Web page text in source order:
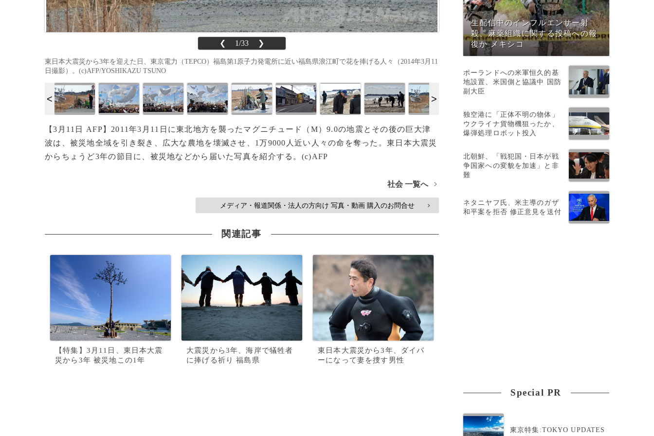
❮ 1/33 ❯
東日本大震災から3年を迎えた日、東京電力（TEPCO）福島第1原子力発電所に近い福島県浪江町で花を捧げる人々（2014年3月11
日撮影）。(c)AFP/YOSHIKAZU TSUNO
【3月11日 AFP】2011年3月11日に東北地方を襲ったマグニチュード（M）9.0の地震とその後の巨大津
波は、被災地全域を引き裂き、広大な農地を壊滅させ、1万9000人近い人々の命を奪った。東日本大震災
からちょうど3年の節目に、被災地などから届いた写真を紹介する。(c)AFP
社会 一覧へ >
メディア・報道関係・法人の方向け 写真・動画 購入のお問合せ >
関連記事
【特集】3月11日、東日本大震
災から3年 被災地この1年
大震災から3年、海岸で犠牲者
に捧げる祈り 福島県
東日本大震災から3年、ダイバ
ーになって妻を捜す男性
生配信中のインフルエンサー射
殺、麻薬組織に関する投稿への報
復か メキシコ
ポーランドへの米軍恒久的基
地設置、米国側と協議中 国防
副大臣
独空港に「正体不明の物体」
ウクライナ貨物機狙ったか、
爆弾処理ロボット投入
北朝鮮、「戦犯国・日本が戦
争国家への変貌を加速」と非
難
ネタニヤフ氏、米主導のガザ
和平案を拒否 修正意見を送付
Special PR
東京特集:TOKYO UPDATES